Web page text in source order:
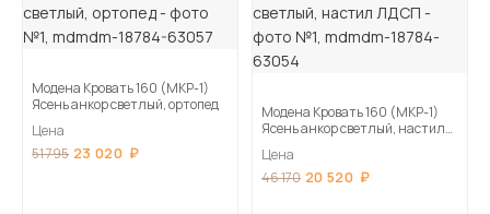
Модена Кровать 160 (МКР-1)
Ясень анкор светлый, ортопед
Цена
51 795 23 020
Модена Кровать 160 (МКР-1)
Ясень анкор светлый, настил
Цена
46 170 20 520